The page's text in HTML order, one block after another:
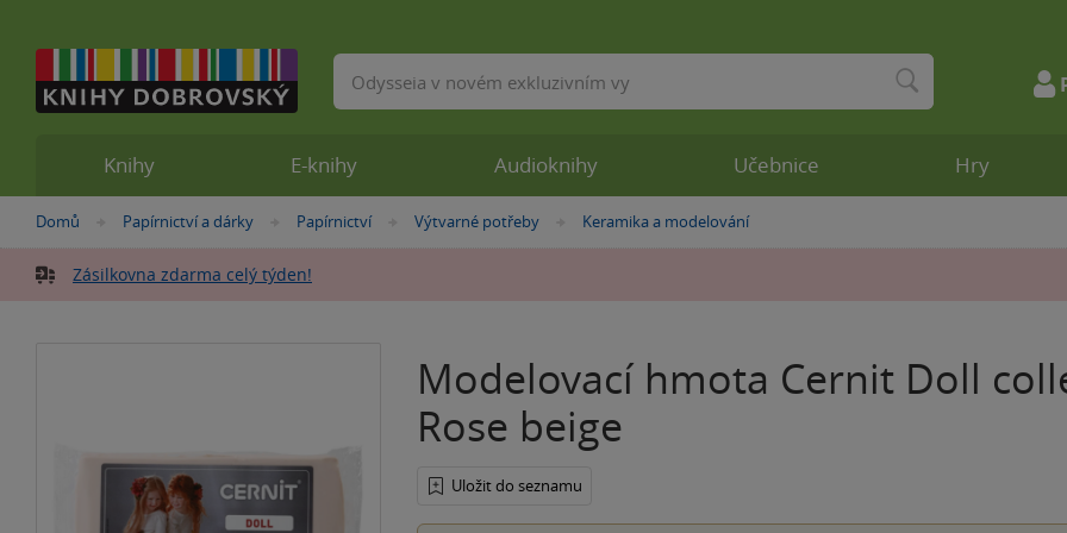
Nacházíte
zde:
Domů »Papírnictví a dárky »Papírnictví »
Výtvarné potřeby »
Keramika a modelování
Zásilkovna zdarma celý týden!
Modelovací hmota Cernit Doll
Rose beige
Uložit do seznamu
Knihy E-knihy Audioknihy Učebnice Hry
Vyhledávání